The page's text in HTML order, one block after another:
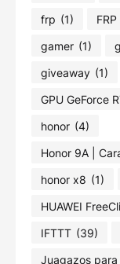
frp (1)
gamer (1)
giveaway (1)
GPU GeForce
honor (4)
Honor 9A |
honor x8 (1)
HUAWEI
IFTTT (39)
Juagazos